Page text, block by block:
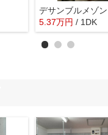
デサンブルメゾン
5.37万円 / 1DK